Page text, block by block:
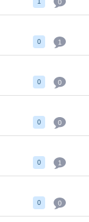
0
0 1
0 0
0 0
0 1
0 0